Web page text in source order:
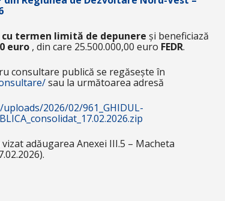
termen limită de depunere și beneficiază
euro, din care 25.500.000,00 euro FEDR.
consultare publică se regăsește în
sau la următoarea adresă
2026/02/961_GHIDUL-
adăugarea Anexei III.5 – Macheta